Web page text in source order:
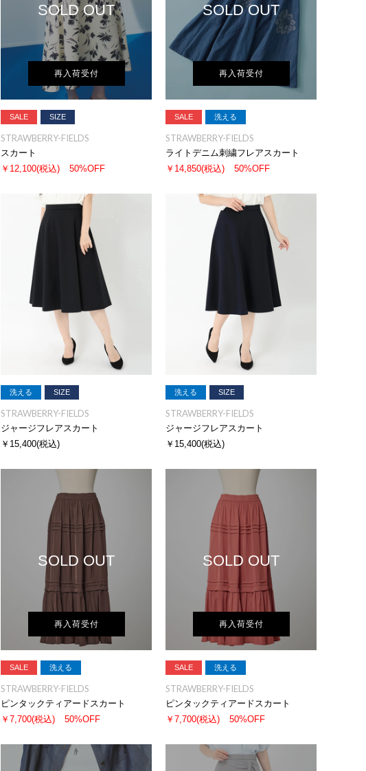
SOLD OUT
再入荷受付
SALE SIZE
STRAWBERRY-FIELDS
スカート
￥12,100(税込) 50%OFF
SOLD OUT
再入荷受付
SALE 洗える
STRAWBERRY-FIELDS
ライトデニム刺繍フレアスカート
￥14,850(税込) 50%OFF
洗える SIZE
STRAWBERRY-FIELDS
ジャージフレアスカート
￥15,400(税込)
洗える SIZE
STRAWBERRY-FIELDS
ジャージフレアスカート
￥15,400(税込)
SOLD OUT
再入荷受付
SALE 洗える
STRAWBERRY-FIELDS
ピンタックティアードスカート
￥7,700(税込) 50%OFF
SOLD OUT
再入荷受付
SALE 洗える
STRAWBERRY-FIELDS
ピンタックティアードスカート
￥7,700(税込) 50%OFF